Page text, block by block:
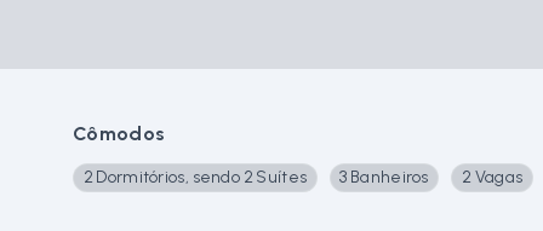
Cômodos
2 Dormitórios, sendo 2 Suítes 3 Banheiros 2 Vagas